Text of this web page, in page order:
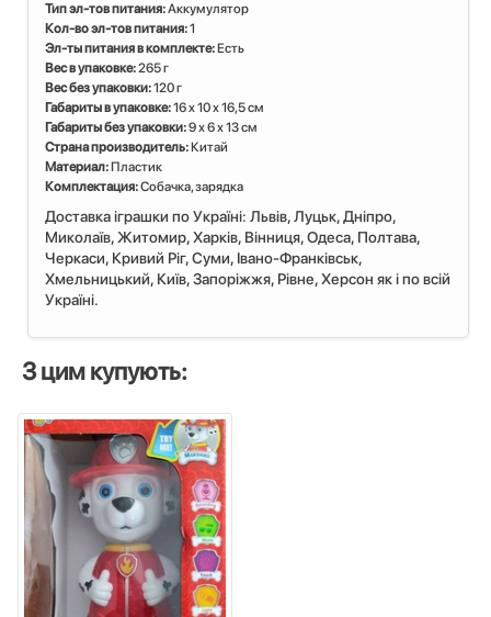
Тип эл-тов питания:Аккумулятор
Кол-во эл-тов питания:1
Эл-ты питания в комплекте: Есть
Вес в упаковке:265 г
Вес без упаковки:120 г
Габариты в упаковке:16 x 10 x 16,5 см
Габариты без упаковки:9 x 6 x 13 см
Cтрана производитель: Китай
Материал: Пластик
Комплектация:Собачка, зарядка
Доставка іграшки по Україні: Львiв, Луцьк, Дніпро,
Миколаїв, Житомир, Харків, Вінниця, Одеса, Полтава,
Черкаси, Кривий Ріг, Суми, Івано-Франківськ,
Хмельницький, Київ, Запоріжжя, Рівне, Херсон як і по всій
Україні.
З цим купують: